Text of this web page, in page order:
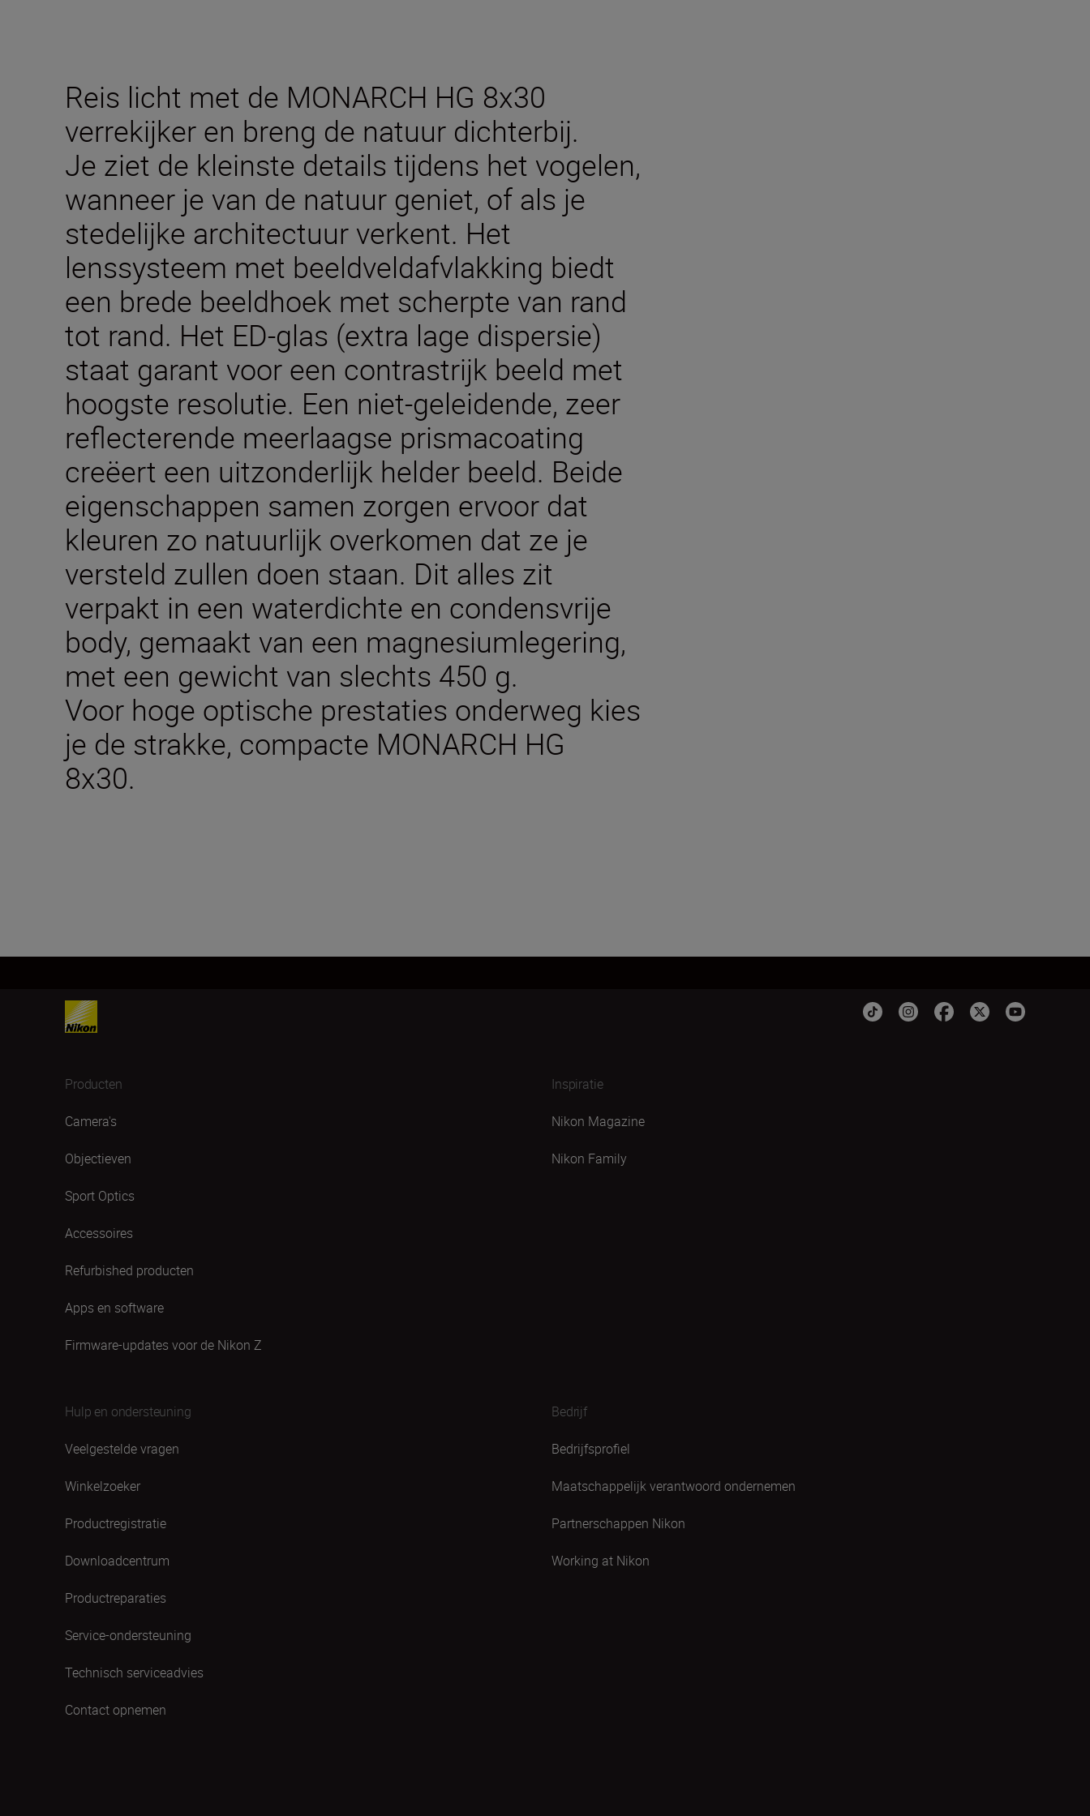
Reis licht met de MONARCH HG 8x30
verrekijker en breng de natuur dichterbij.
Je ziet de kleinste details tijdens het vogelen,
wanneer je van de natuur geniet, of als je
stedelijke architectuur verkent. Het
lenssysteem met beeldveldafvlakking biedt
een brede beeldhoek met scherpte van rand
tot rand. Het ED-glas (extra lage dispersie)
staat garant voor een contrastrijk beeld met
hoogste resolutie. Een niet-geleidende, zeer
reflecterende meerlaagse prismacoating
creëert een uitzonderlijk helder beeld. Beide
eigenschappen samen zorgen ervoor dat
kleuren zo natuurlijk overkomen dat ze je
versteld zullen doen staan. Dit alles zit
verpakt in een waterdichte en condensvrije
body, gemaakt van een magnesiumlegering,
met een gewicht van slechts 450 g.
Voor hoge optische prestaties onderweg kies
je de strakke, compacte MONARCH HG
8x30.
Producten
Camera's
Objectieven
Sport Optics
Accessoires
Refurbished producten
Apps en software
Firmware-updates voor de Nikon Z
Inspiratie
Nikon Magazine
Nikon Family
Hulp en ondersteuning
Veelgestelde vragen
Winkelzoeker
Productregistratie
Downloadcentrum
Productreparaties
Service-ondersteuning
Technisch serviceadvies
Contact opnemen
Bedrijf
Bedrijfsprofiel
Maatschappelijk verantwoord ondernemen
Partnerschappen Nikon
Working at Nikon